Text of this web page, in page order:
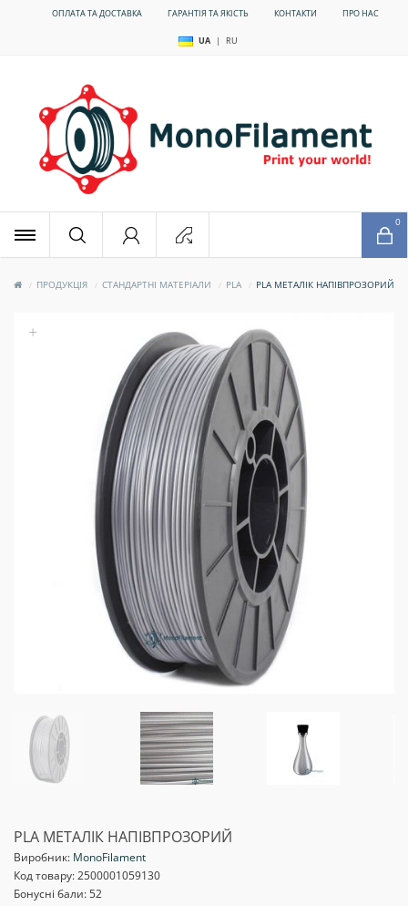
ОПЛАТА ТА ДОСТАВКА ГАРАНТІЯ ТА ЯКІСТЬ КОНТАКТИ ПРО НАС
UA | RU
0
ПРОДУКЦІЯ СТАНДАРТНІ МАТЕРІАЛИ PLA PLA МЕТАЛІК НАПІВПРОЗОРИЙ
+
PLA МЕТАЛІК НАПІВПРОЗОРИЙ
Виробник: MonoFilament
Код товару:2500001059130
Бонусні бали: 52